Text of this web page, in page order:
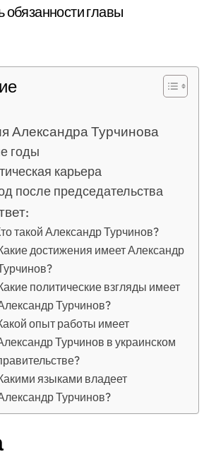
обязанности главы
Александра Турчинова
годы
карьера
после председательства
такой Александр Турчинов?
достижения имеет Александр
политические взгляды имеет
Турчинов?
опыт работы имеет
Турчинов в украинском
языками владеет
Турчинов?